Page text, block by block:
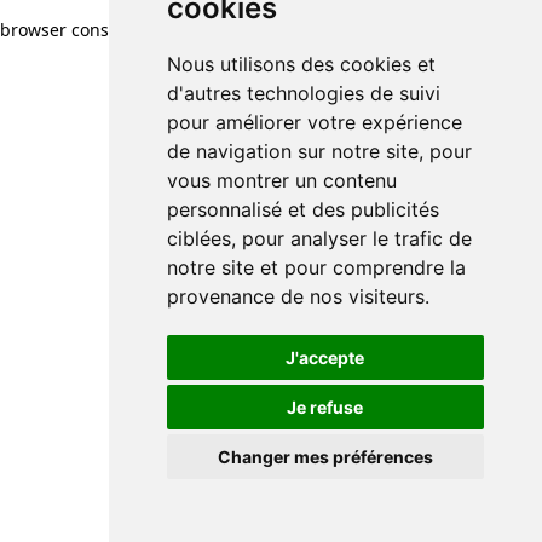
cookies
Nous utilisons des cookies et
d'autres technologies de suivi
pour améliorer votre expérience
de navigation sur notre site, pour
vous montrer un contenu
personnalisé et des publicités
ciblées, pour analyser le trafic de
notre site et pour comprendre la
provenance de nos visiteurs.
J'accepte
Je refuse
Changer mes préférences
browser console for more information)